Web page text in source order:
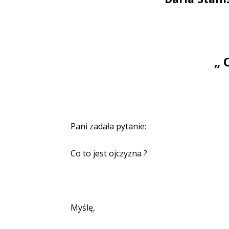
„
Pani zadała pytanie:
Co to jest ojczyzna ?
Myślę,